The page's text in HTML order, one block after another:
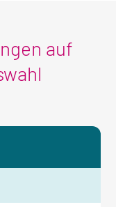
auf